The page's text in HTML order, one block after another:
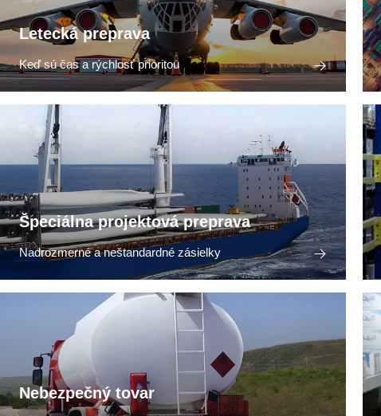
Letecká preprava
Keď sú čas a rýchlosť prioritou
Špeciálna projektová preprava
Nadrozmerné a neštandardné zásielky
Nebezpečný tovar